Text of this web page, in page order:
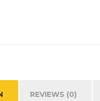
REVIEWS (0)